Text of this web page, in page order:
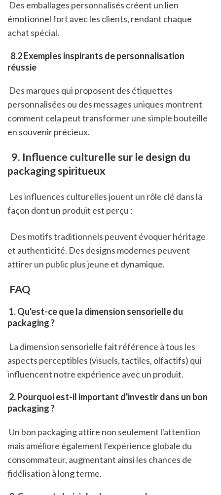
émotionnel fort avec les clients, rendant chaque
achat spécial.
8.2 Exemples inspirants de personnalisation
réussie
personnalisées ou des messages uniques montrent
comment cela peut transformer une simple bouteille
en souvenir précieux.
9. Influence culturelle sur le design du
packaging spiritueux
façon dont un produit est perçu :
et authenticité. Des designs modernes peuvent
attirer un public plus jeune et dynamique.
FAQ
packaging ?
aspects perceptibles (visuels, tactiles, olfactifs) qui
influencent notre expérience avec un produit.
packaging ?
mais améliore également l'expérience globale du
consommateur, augmentant ainsi les chances de
fidélisation à long terme.